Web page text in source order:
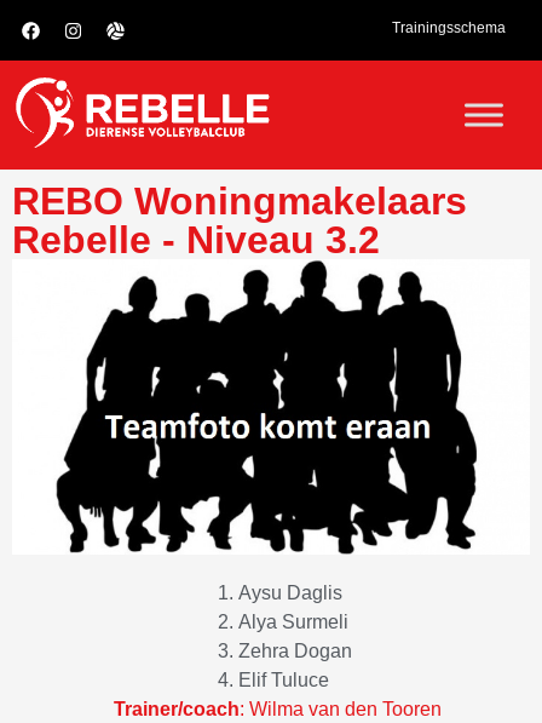
Trainingsschema
REBO Woningmakelaars
Rebelle - Niveau 3.2
Aysu Daglis
Alya Surmeli
Zehra Dogan
Elif Tuluce
Trainer/coach: Wilma van den Tooren